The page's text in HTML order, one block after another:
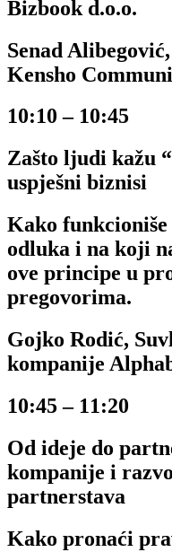
Bizbook d.o.o.
Senad
Kensho
10:10 – 10:45
Zašto ljudi kažu
uspješni biznisi
Kako
odluka i na koji
ove principe u
pregovorima.
Gojko Rodić,
kompanije
10:45 – 11:20
Od ideje do
kompanije i
partnerstava
Kako pronaći